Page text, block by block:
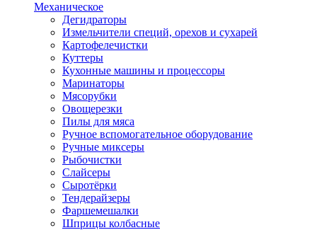
Механическое
Дегидраторы
Измельчители специй, орехов и сухарей
Картофелечистки
Куттеры
Кухонные машины и процессоры
Маринаторы
Мясорубки
Овощерезки
Пилы для мяса
Ручное вспомогательное оборудование
Ручные миксеры
Рыбочистки
Слайсеры
Сыротёрки
Тендерайзеры
Фаршемешалки
Шприцы колбасные